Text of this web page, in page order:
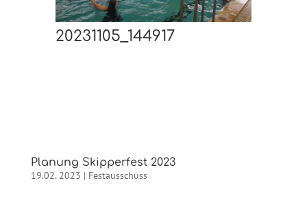
20231105_144917
Planung Skipperfest 2023
19.02. 2023 | Festausschuss